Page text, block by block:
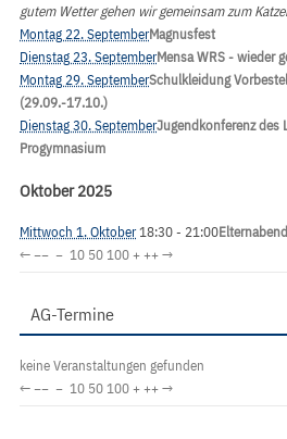
gutem Wetter gehen wir gemeinsam zum
Montag 22. SeptemberMagnusfest
Dienstag 23. SeptemberMensa WRS - wieder
Montag 29. SeptemberSchulkleidung
(29.09.-17.10.)
Dienstag 30. SeptemberJugendkonferenz des
Progymnasium
Oktober 2025
Mittwoch 1. Oktober18:30- 21:00
←−− − 10 50100+++→
AG-Termine
keine Veranstaltungen gefunden
←−− − 10 50100+++→